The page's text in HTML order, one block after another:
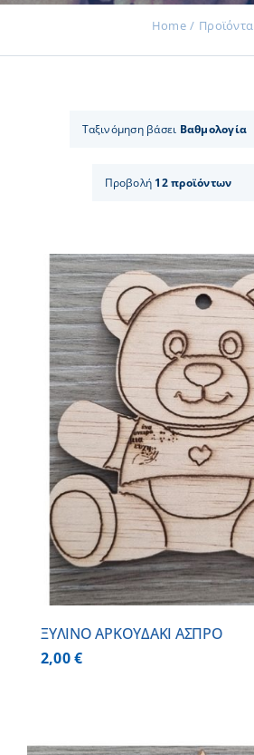
Επικοινωνία
Εισφορές
Home Προϊόντα
Ταξινόμηση βάσει Βαθμολογία
Προβολή 12 προϊόντων
ΞΥΛΙΝΟ ΑΡΚΟΥΔΑΚΙ ΑΣΠΡΟ
2,00€